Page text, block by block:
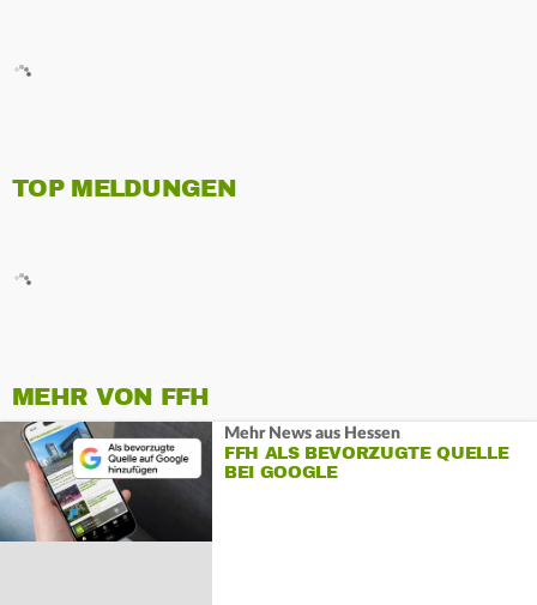
TOP MELDUNGEN
MEHR VON FFH
Mehr News aus Hessen
FFH ALS BEVORZUGTE QUELLE
BEI GOOGLE